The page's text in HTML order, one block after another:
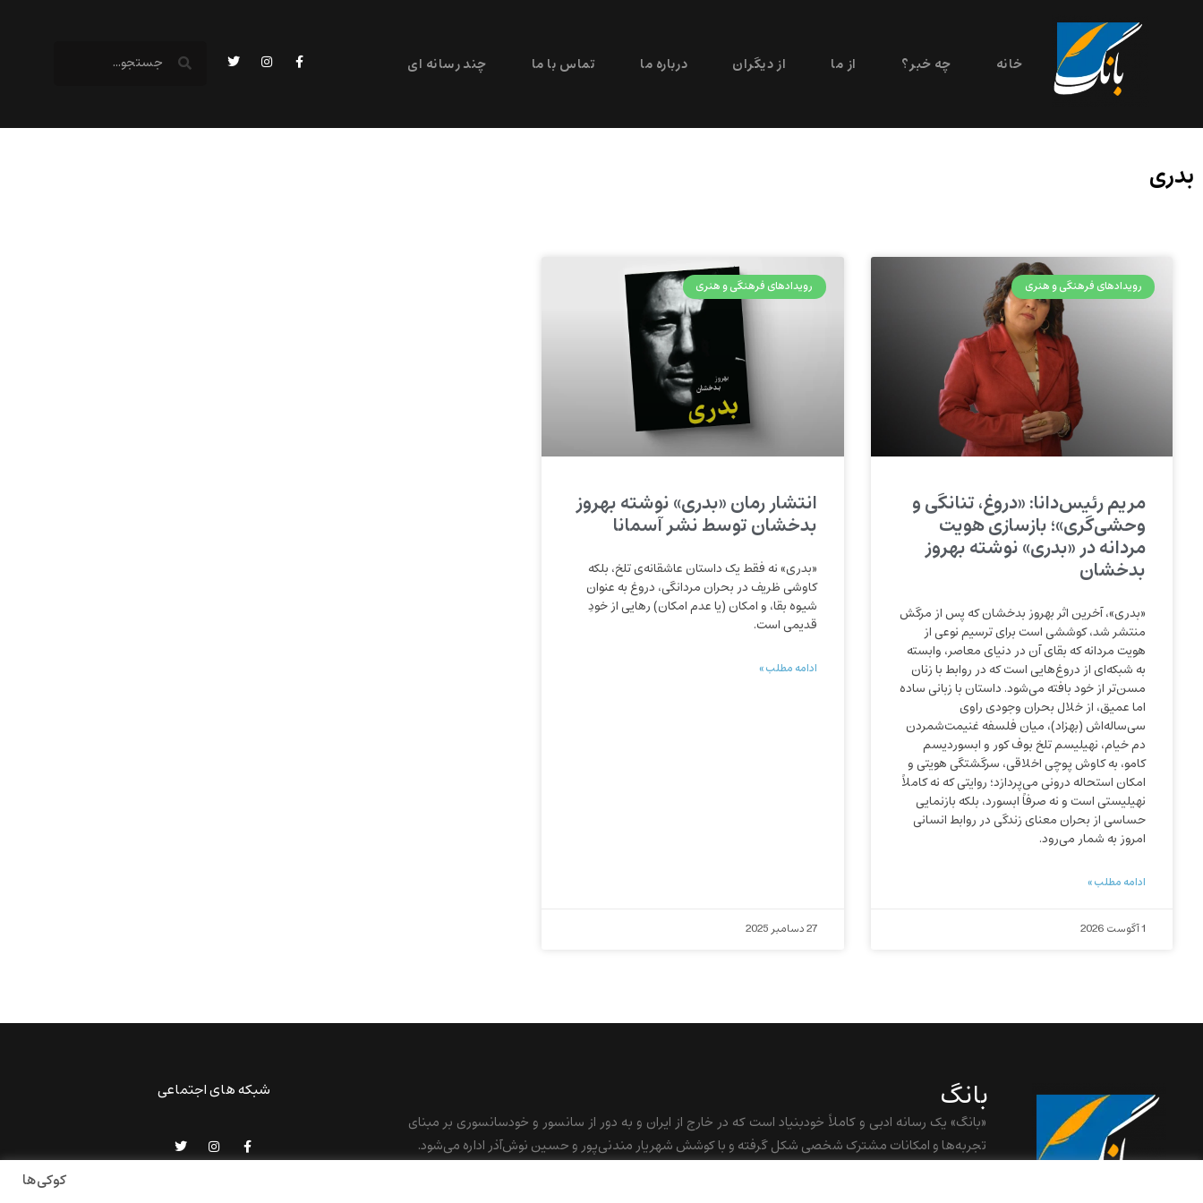
خانه چه خبر؟ از ما از دیگران درباره ما تماس با ما چند رسانه ای
بدری
رویدادهای فرهنگی و هنری
مریم رئیس‌دانا: «دروغ، تنانگی و
وحشی‌گری»؛ بازسازی هویت
مردانه در «بدری» نوشته بهروز
بدخشان
«بدری»، آخرین اثر بهروز بدخشان که پس از مرگش
منتشر شد، کوششی است برای ترسیم نوعی از
هویت مردانه که بقای آن در دنیای معاصر، وابسته
به شبکه‌ای از دروغ‌هایی است که در روابط با زنان
مسن‌تر از خود بافته می‌شود. داستان با زبانی ساده
اما عمیق، از خلال بحران وجودی راوی
سی‌ساله‌اش (بهزاد)، میان فلسفه غنیمت‌شمردن
دم خیام، نهیلیسم تلخ بوف کور و ابسوردیسم
کامو، به کاوش پوچی اخلاقی، سرگشتگی هویتی و
امکان استحاله درونی می‌پردازد؛ روایتی که نه کاملاً
نهیلیستی است و نه صرفاً ابسورد، بلکه بازنمایی
حساسی از بحران معنای زندگی در روابط انسانی
امروز به شمار می‌رود.
ادامه مطلب »
1 آگوست 2026
رویدادهای فرهنگی و هنری
انتشار رمان «بدری» نوشته بهروز
بدخشان توسط نشر آسمانا
«بدری» نه فقط یک داستان عاشقانه‌ی تلخ، بلکه
کاوشی ظریف در بحران مردانگی، دروغ به عنوان
شیوه بقا، و امکان (یا عدم امکان) رهایی از خودِ
قدیمی است.
ادامه مطلب »
27 دسامبر 2025
بانگ
«بانگ» یک رسانه ادبی و کاملاً خودبنیاد است که در خارج از ایران و به دور از سانسور و خودسانسوری بر مبنای
تجربه‌ها و امکانات مشترک شخصی شکل گرفته و با کوشش شهریار مندنی‌پور و حسین نوش‌آذر اداره می‌شود.
شبکه های اجتماعی
کوکی‌ها